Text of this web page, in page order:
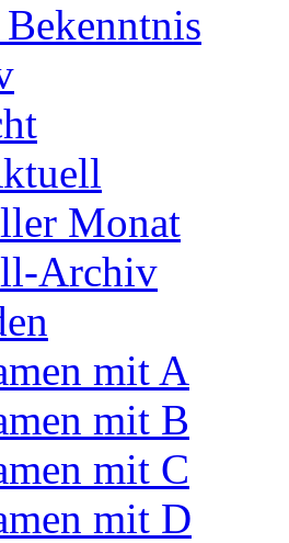
Monat
Archiv
mit A
mit B
mit C
mit D